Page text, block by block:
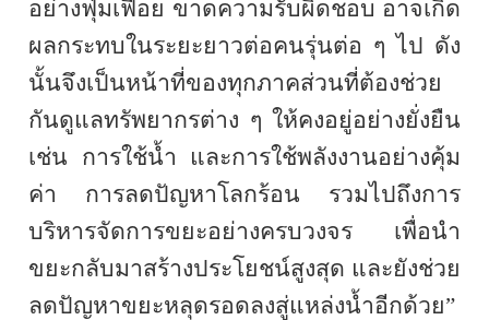
อย่างฟุ่มเฟือย ขาดความรับผิดชอบ อาจเกิด
ผลกระทบในระยะยาวต่อคนรุ่นต่อ ๆ ไป ดัง
นั้นจึงเป็นหน้าที่ของทุกภาคส่วนที่ต้องช่วย
กันดูแลทรัพยากรต่าง ๆ ให้คงอยู่อย่างยั่งยืน
เช่น การใช้น้ำ และการใช้พลังงานอย่างคุ้ม
ค่า การลดปัญหาโลกร้อน รวมไปถึงการ
บริหารจัดการขยะอย่างครบวงจร เพื่อนำ
ขยะกลับมาสร้างประโยชน์สูงสุด และยังช่วย
ลดปัญหาขยะหลุดรอดลงสู่แหล่งน้ำอีกด้วย”